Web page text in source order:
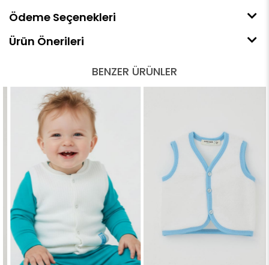
Ödeme Seçenekleri
Ürün Önerileri
BENZER ÜRÜNLER